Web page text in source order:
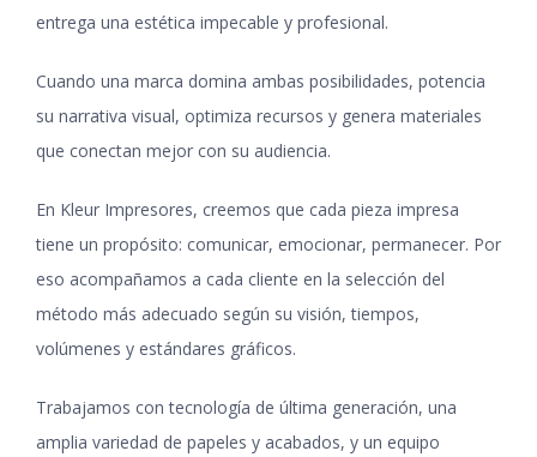
entrega una estética impecable y profesional.
Cuando una marca domina ambas posibilidades, potencia
su narrativa visual, optimiza recursos y genera materiales
que conectan mejor con su audiencia.
En Kleur Impresores, creemos que cada pieza impresa
tiene un propósito: comunicar, emocionar, permanecer. Por
eso acompañamos a cada cliente en la selección del
método más adecuado según su visión, tiempos,
volúmenes y estándares gráficos.
Trabajamos con tecnología de última generación, una
amplia variedad de papeles y acabados, y un equipo